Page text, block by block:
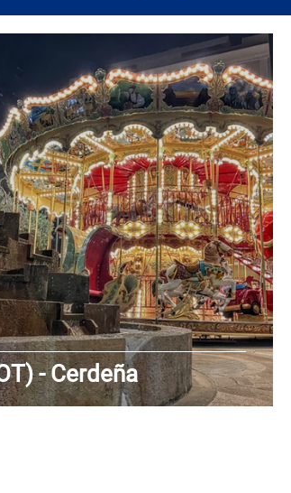
Marcas Molise
- Cerdeña